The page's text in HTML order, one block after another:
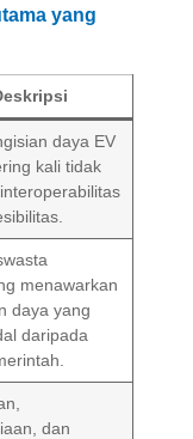
yang
daya EV
kali tidak
menawarkan
daya yang
daripada
dan